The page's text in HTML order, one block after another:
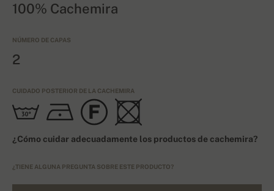
100% Cachemira
NÚMERO DE CAPAS
2
CUIDADO POSTERIOR DE LA CACHEMIRA
¿Cómo cuidar adecuadamente los productos de cachemira?
¿TIENE ALGUNA PREGUNTA SOBRE ESTE PRODUCTO?